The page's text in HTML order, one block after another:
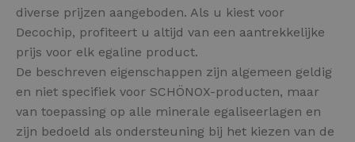
diverse prijzen aangeboden. Als u kiest voor
Decochip, profiteert u altijd van een aantrekkelijke
prijs voor elk egaline product.
De beschreven eigenschappen zijn algemeen geldig
en niet specifiek voor SCHÖNOX-producten, maar
van toepassing op alle minerale egaliseerlagen en
zijn bedoeld als ondersteuning bij het kiezen van de